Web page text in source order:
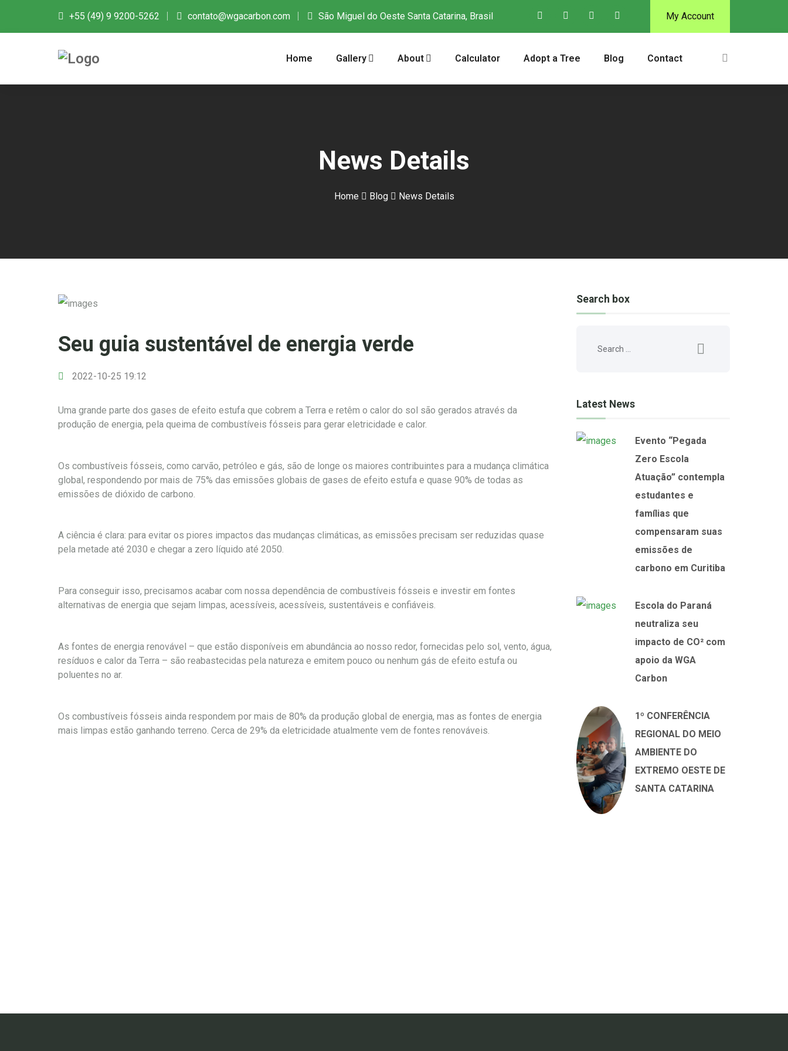
+55 (49) 9 9200-5262 contato@wgacarbon.com São Miguel do Oeste Santa Catarina, Brasil My Account
Home Gallery About Calculator Adopt a Tree Blog Contact
News Details
Home Blog News Details
Seu guia sustentável de energia verde
2022-10-25 19:12
Uma grande parte dos gases de efeito estufa que cobrem a Terra e retêm o calor do sol são gerados através da
produção de energia, pela queima de combustíveis fósseis para gerar eletricidade e calor.
Os combustíveis fósseis, como carvão, petróleo e gás, são de longe os maiores contribuintes para a mudança climática
global, respondendo por mais de 75% das emissões globais de gases de efeito estufa e quase 90% de todas as
emissões de dióxido de carbono.
A ciência é clara: para evitar os piores impactos das mudanças climáticas, as emissões precisam ser reduzidas quase
pela metade até 2030 e chegar a zero líquido até 2050.
Para conseguir isso, precisamos acabar com nossa dependência de combustíveis fósseis e investir em fontes
alternativas de energia que sejam limpas, acessíveis, acessíveis, sustentáveis ​​e confiáveis.
As fontes de energia renovável – que estão disponíveis em abundância ao nosso redor, fornecidas pelo sol, vento, água,
resíduos e calor da Terra – são reabastecidas pela natureza e emitem pouco ou nenhum gás de efeito estufa ou
poluentes no ar.
Os combustíveis fósseis ainda respondem por mais de 80% da produção global de energia, mas as fontes de energia
mais limpas estão ganhando terreno. Cerca de 29% da eletricidade atualmente vem de fontes renováveis.
Search box
Latest News
Evento “Pegada
Zero Escola
Atuação” contempla
estudantes e
famílias que
compensaram suas
emissões de
carbono em Curitiba
Escola do Paraná
neutraliza seu
impacto de CO² com
apoio da WGA
Carbon
1º CONFERÊNCIA
REGIONAL DO MEIO
AMBIENTE DO
EXTREMO OESTE DE
SANTA CATARINA